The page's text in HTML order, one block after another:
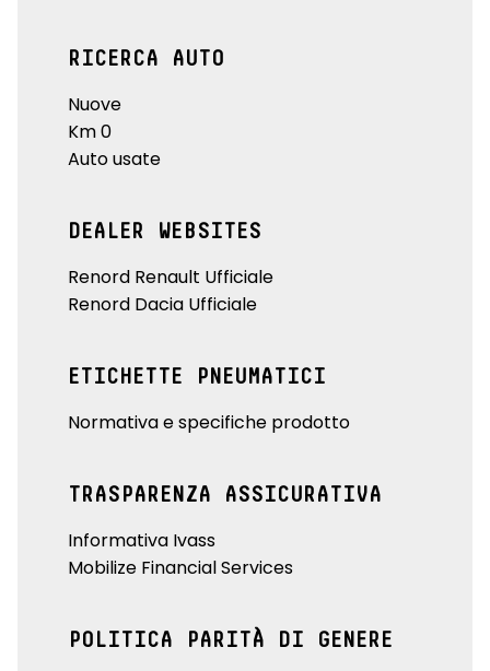
RICERCA AUTO
Nuove
Km 0
Auto usate
DEALER WEBSITES
Renord Renault Ufficiale
Renord Dacia Ufficiale
ETICHETTE PNEUMATICI
Normativa e specifiche prodotto
TRASPARENZA ASSICURATIVA
Informativa Ivass
Mobilize Financial Services
POLITICA PARITÀ DI GENERE